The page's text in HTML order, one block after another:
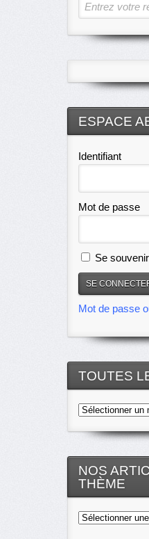
Entrez votre
ESPACE
Identifiant
Mot de passe
Se
Mot de passe
TOUTES
Toutes
archives
NOS
THÈME
Nos